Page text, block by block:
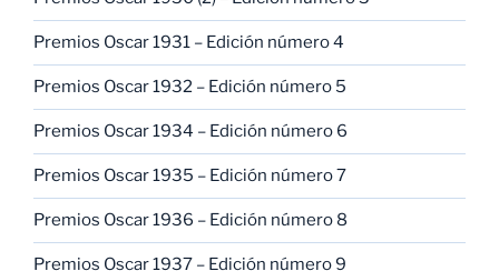
Premios Oscar 1931 – Edición número 4
Premios Oscar 1932 – Edición número 5
Premios Oscar 1934 – Edición número 6
Premios Oscar 1935 – Edición número 7
Premios Oscar 1936 – Edición número 8
Premios Oscar 1937 – Edición número 9